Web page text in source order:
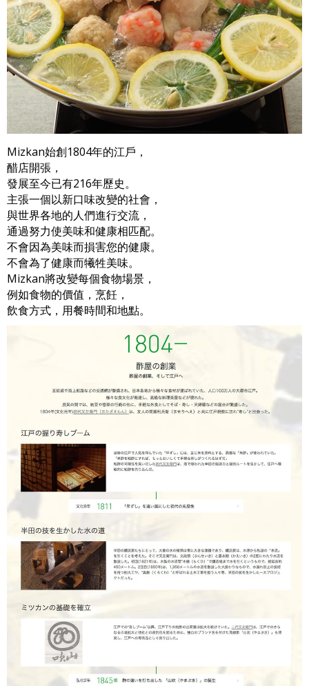
Mizkan始創1804年的江戶，
醋店開張，
發展至今已有216年歷史。
主張一個以新口味改變的社會，
與世界各地的人們進行交流，
通過努力使美味和健康相匹配。
不會因為美味而損害您的健康。
不會為了健康而犧牲美味。
Mizkan將改變每個食物場景，
例如食物的價值，烹飪，
飲食方式，用餐時間和地點。